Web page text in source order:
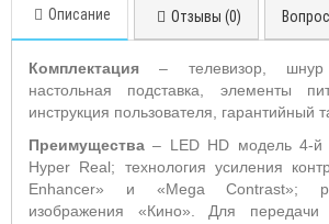
Описание Отзывы (0)
Комплектация– телевизор, шнур
настольная подставка, элементы
инструкция пользователя, гарантийный
Преимущества– LED HD модель 4-й
Hyper Real; технология усиления
Enhancer» и «Mega Contrast»;
изображения «Кино». Для передачи